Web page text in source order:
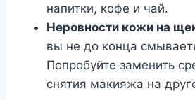
напитки, кофе и чай.
Неровности кожи на
вы не до конца
Попробуйте заменить
снятия макияжа на